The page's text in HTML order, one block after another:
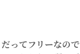
ってフリーなので